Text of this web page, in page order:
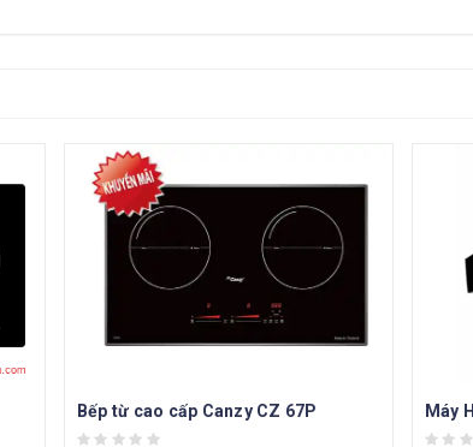
Bếp từ cao cấp Canzy CZ 67P Máy